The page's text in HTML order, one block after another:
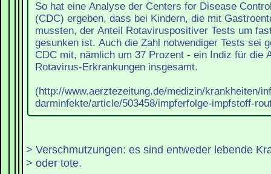
So hat eine Analyse der Centers for Disease
(CDC) ergeben, dass bei Kindern, die mit
mussten, der Anteil Rotaviruspositiver Tests um
gesunken ist. Auch die Zahl notwendiger Tests sei
CDC mit, nämlich um 37 Prozent - ein Indiz für die
Rotavirus-Erkrankungen insgesamt.
(http://www.aerztezeitung.de/medizin/krankheiten/
darminfekte/article/503458/impferfolge-impfstoff-
> Verschmutzungen: es sind entweder lebende
> oder tote.